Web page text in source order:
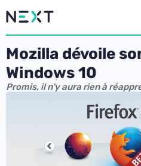
Mozilla dévoile
Windows 10
Promis, il n'y aura rien à